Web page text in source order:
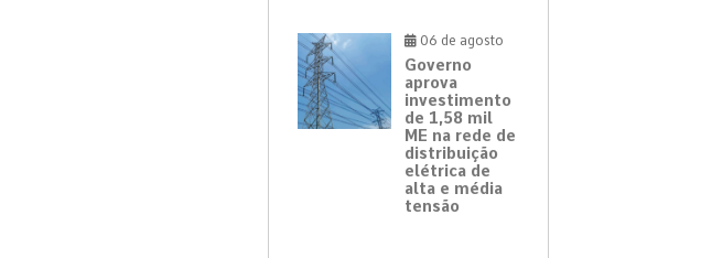
06 de agosto
Governo
aprova
investimento
de 1,58 mil
ME na rede de
distribuição
elétrica de
alta e média
tensão